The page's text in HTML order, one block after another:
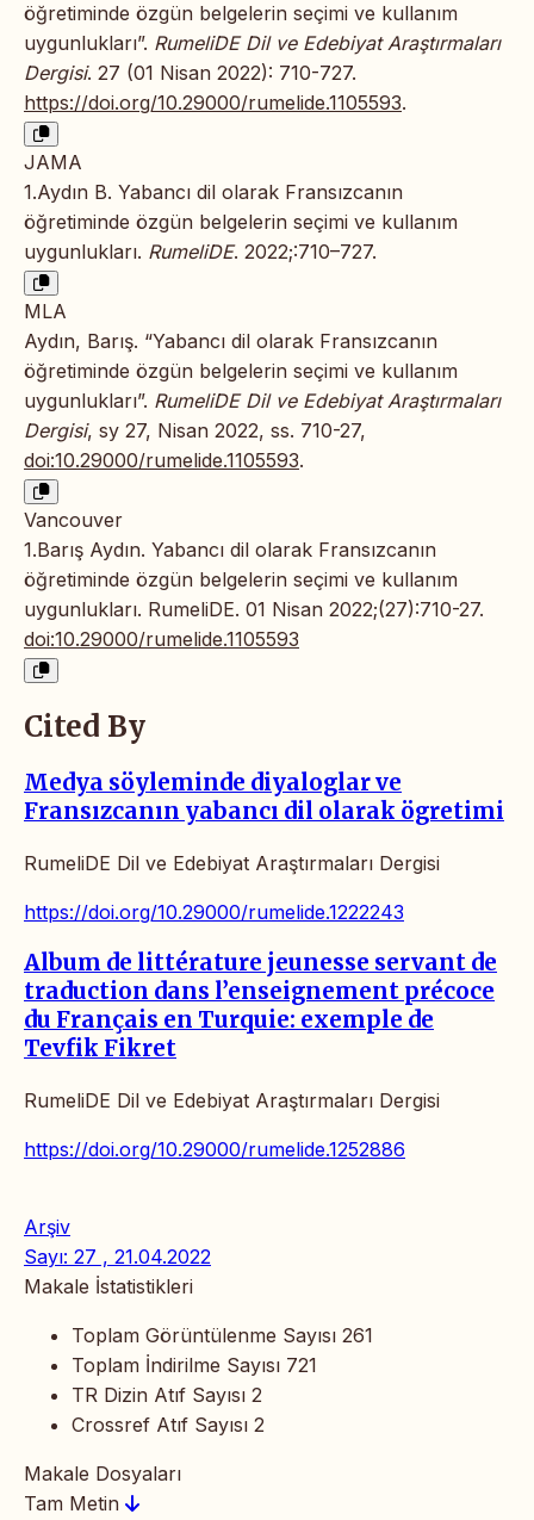
öğretiminde özgün belgelerin seçimi ve kullanım
uygunlukları”. RumeliDE Dil ve Edebiyat Araştırmaları
Dergisi. 27 (01 Nisan 2022): 710-727.
https://doi.org/10.29000/rumelide.1105593.
JAMA
1.Aydın B. Yabancı dil olarak Fransızcanın
öğretiminde özgün belgelerin seçimi ve kullanım
uygunlukları. RumeliDE. 2022;:710–727.
MLA
Aydın, Barış. “Yabancı dil olarak Fransızcanın
öğretiminde özgün belgelerin seçimi ve kullanım
uygunlukları”. RumeliDE Dil ve Edebiyat Araştırmaları
Dergisi, sy 27, Nisan 2022, ss. 710-27,
doi:10.29000/rumelide.1105593.
Vancouver
1.Barış Aydın. Yabancı dil olarak Fransızcanın
öğretiminde özgün belgelerin seçimi ve kullanım
uygunlukları. RumeliDE. 01 Nisan 2022;(27):710-27.
doi:10.29000/rumelide.1105593
Cited By
Medya söyleminde diyaloglar ve
Fransızcanın yabancı dil olarak ögretimi
RumeliDE Dil ve Edebiyat Araştırmaları Dergisi
https://doi.org/10.29000/rumelide.1222243
Album de littérature jeunesse servant de
traduction dans l’enseignement précoce
du Français en Turquie: exemple de
Tevfik Fikret
RumeliDE Dil ve Edebiyat Araştırmaları Dergisi
https://doi.org/10.29000/rumelide.1252886
Arşiv
Sayı: 27 , 21.04.2022
Makale İstatistikleri
Toplam Görüntülenme Sayısı 261
Toplam İndirilme Sayısı 721
TR Dizin Atıf Sayısı 2
Crossref Atıf Sayısı 2
Makale Dosyaları
Tam Metin